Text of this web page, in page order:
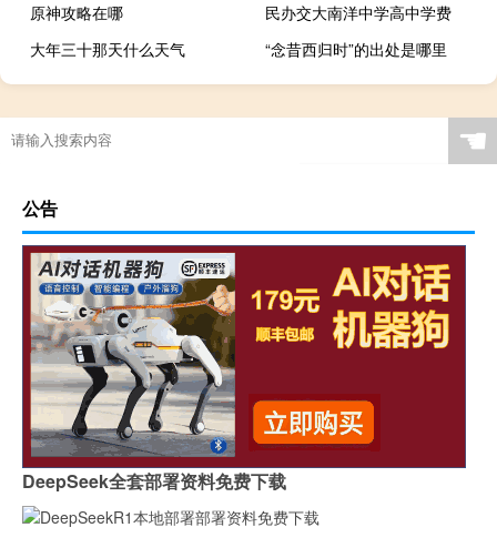
原神攻略在哪
民办交大南洋中学高中学费
大年三十那天什么天气
“念昔西归时”的出处是哪里
☚
公告
DeepSeek全套部署资料免费下载